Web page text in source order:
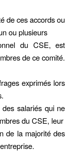
de ces accords ou
ou plusieurs
du CSE, est
de ce comité.
exprimés lors
salariés qui ne
du CSE, leur
de la majorité des